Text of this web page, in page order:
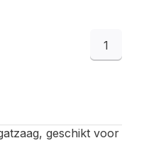
1
geschikt voor